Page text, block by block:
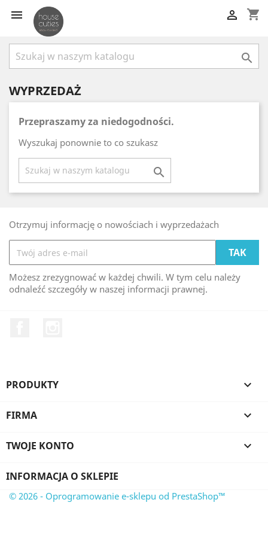
 shopping_cart


WYPRZEDAŻ
Przepraszamy za niedogodności.
Wyszukaj ponownie to co szukasz

Otrzymuj informację o nowościach i wyprzedażach
Możesz zrezygnować w każdej chwili. W tym celu należy
odnaleźć szczegóły w naszej informacji prawnej.
PRODUKTY 
FIRMA 
TWOJE KONTO 
INFORMACJA O SKLEPIE
© 2026 - Oprogramowanie e-sklepu od PrestaShop™